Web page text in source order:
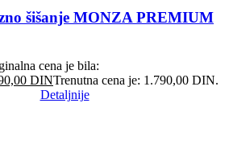
šišanje MONZA PREMIUM
cena je bila:
DINTrenutna cena je: 1.790,00 DIN.
Detaljnije